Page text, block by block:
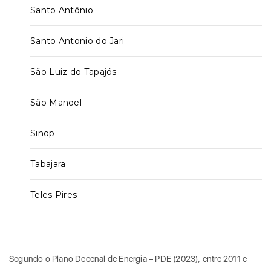
Santo Antônio
Santo Antonio do Jari
São Luiz do Tapajós
São Manoel
Sinop
Tabajara
Teles Pires
Segundo o Plano Decenal de Energia – PDE (2023), entre 2011 e